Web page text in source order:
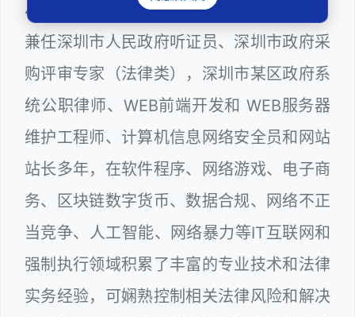
403201810022100。邓杰律师现（或曾）
兼任深圳市人民政府听证员、深圳市政府采
购评审专家（法律类），深圳市某区政府系
统公职律师、WEB前端开发和 WEB服务器
维护工程师、计算机信息网络安全员和网站
站长多年，在软件程序、网络游戏、电子商
务、区块链数字货币、数据合规、网络不正
当竞争、人工智能、网络暴力等IT互联网和
强制执行领域积累了丰富的专业技术和法律
实务经验，可娴熟控制相关法律风险和解决